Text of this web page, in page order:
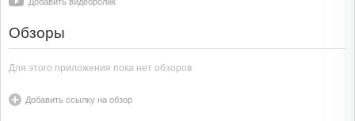
Обзоры
Для этого приложения пока нет обзоров
Добавить ссылку на обзор